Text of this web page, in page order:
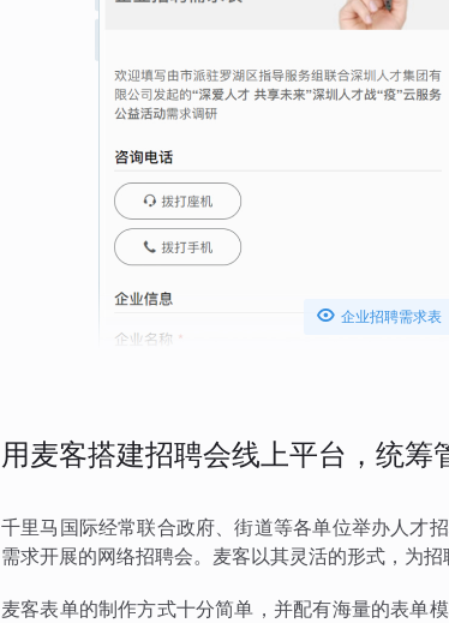
 企业招聘需求表
用麦客搭建招聘会线上平台，统
千里马国际经常联合政府、街道等各单位举办人才
需求开展的网络招聘会。麦客以其灵活的形式，为招
麦客表单的制作方式十分简单，并配有海量的表单